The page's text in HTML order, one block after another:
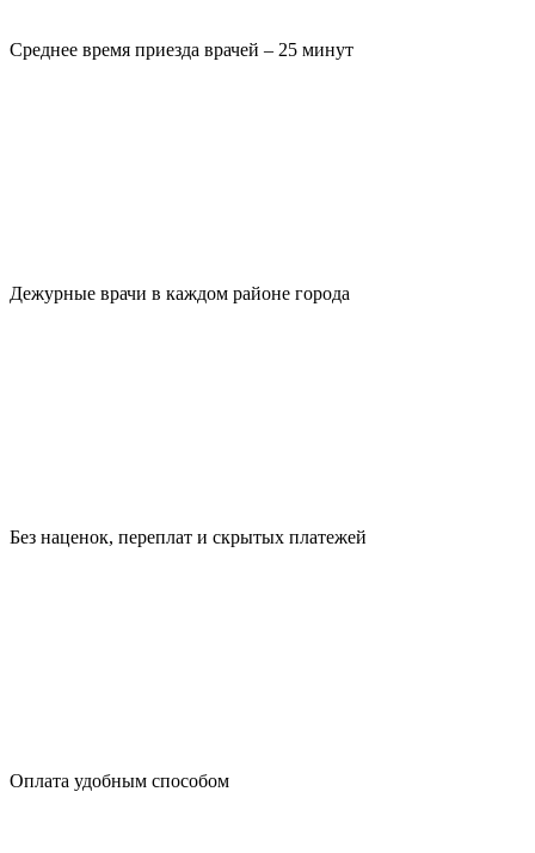
Среднее время приезда врачей – 25 минут
Дежурные врачи в каждом районе города
Без наценок, переплат и скрытых платежей
Оплата удобным способом